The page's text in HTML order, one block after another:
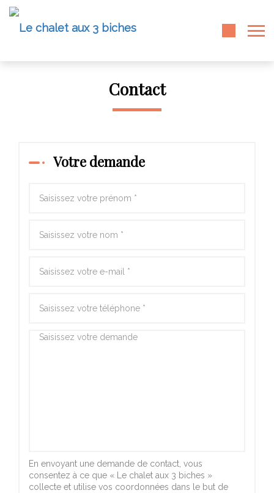
Contact
Votre demande
En envoyant une demande de contact, vous
consentez à ce que « Le chalet aux 3 biches »
collecte et utilise vos coordonnées dans le but de